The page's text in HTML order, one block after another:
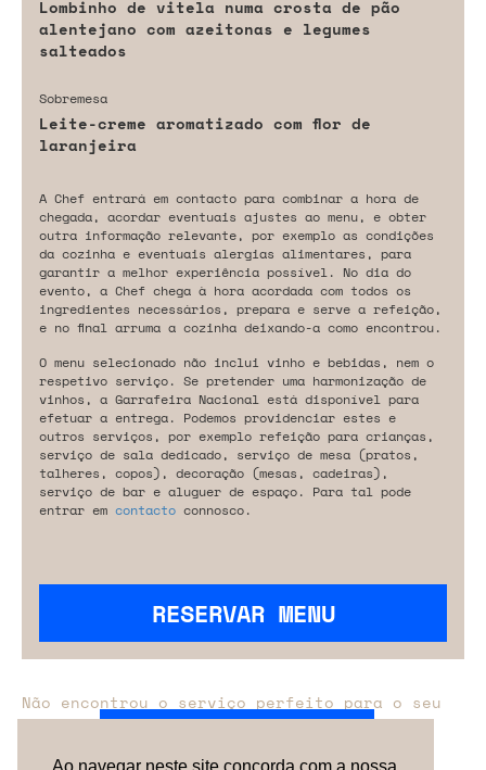
Lombinho de vitela numa crosta de pão
alentejano com azeitonas e legumes
salteados
Sobremesa
Leite-creme aromatizado com flor de
laranjeira
A Chef entrará em contacto para combinar a hora de
chegada, acordar eventuais ajustes ao menu, e obter
outra informação relevante, por exemplo as condições
da cozinha e eventuais alergias alimentares, para
garantir a melhor experiência possível. No dia do
evento, a Chef chega à hora acordada com todos os
ingredientes necessários, prepara e serve a refeição,
e no final arruma a cozinha deixando-a como encontrou.
O menu selecionado não inclui vinho e bebidas, nem o
respetivo serviço. Se pretender uma harmonização de
vinhos, a Garrafeira Nacional está disponível para
efetuar a entrega. Podemos providenciar estes e
outros serviços, por exemplo refeição para crianças,
serviço de sala dedicado, serviço de mesa (pratos,
talheres, copos), decoração (mesas, cadeiras),
serviço de bar e aluguer de espaço. Para tal pode
entrar em contacto connosco.
RESERVAR MENU
Não encontrou o serviço perfeito para o seu
evento?
Entre em contacto connosco.